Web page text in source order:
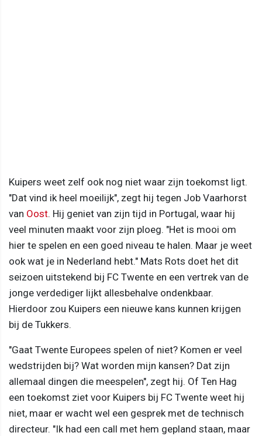
Kuipers weet zelf ook nog niet waar zijn toekomst ligt.
"Dat vind ik heel moeilijk", zegt hij tegen Job Vaarhorst
van Oost. Hij geniet van zijn tijd in Portugal, waar hij
veel minuten maakt voor zijn ploeg. "Het is mooi om
hier te spelen en een goed niveau te halen. Maar je weet
ook wat je in Nederland hebt." Mats Rots doet het dit
seizoen uitstekend bij FC Twente en een vertrek van de
jonge verdediger lijkt allesbehalve ondenkbaar.
Hierdoor zou Kuipers een nieuwe kans kunnen krijgen
bij de Tukkers.
"Gaat Twente Europees spelen of niet? Komen er veel
wedstrijden bij? Wat worden mijn kansen? Dat zijn
allemaal dingen die meespelen", zegt hij. Of Ten Hag
een toekomst ziet voor Kuipers bij FC Twente weet hij
niet, maar er wacht wel een gesprek met de technisch
directeur. "Ik had een call met hem gepland staan, maar